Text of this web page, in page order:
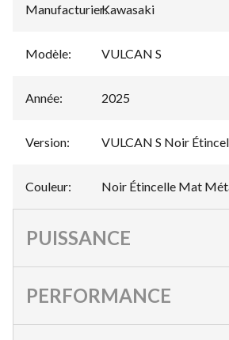
Manufacturier:
Kawasaki
Modèle: VULCAN S
Année: 2025
Version: VULCAN S Noir
Couleur: Noir Étincelle Mat
PUISSANCE
PERFORMANCE